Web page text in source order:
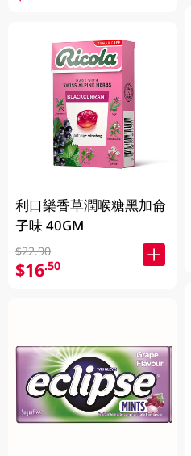
利口樂香草潤喉糖黑加侖
子味 40GM
$22.90
$16.50